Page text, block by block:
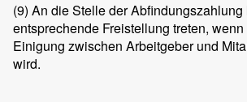
(9) An die Stelle der
entsprechende Freistellung treten,
Einigung zwischen Arbeitgeber und
wird.